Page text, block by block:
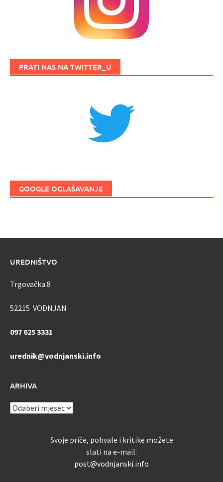
PRATI NAS NA TWITTER_U
GOOGLE OGLAŠAVANJE
UREDNIŠTVO
Trgovačka 8
52215 VODNJAN
097 625 3331
urednik@vodnjanski.info
ARHIVA
ARHIVA
Svoje priče, pohvale i kritike možete
slati na e-mail:
post@vodnjanski.info